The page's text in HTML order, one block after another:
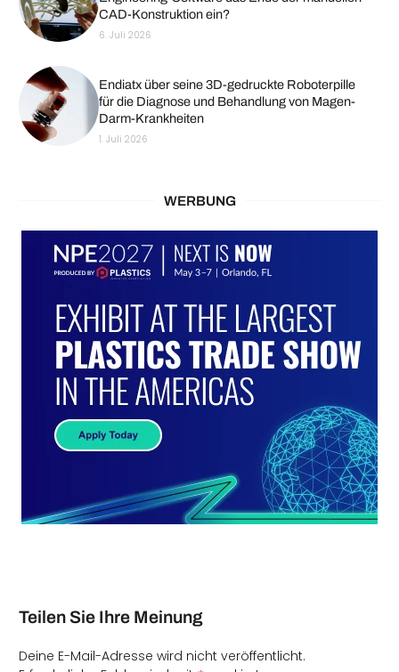
CAD-Konstruktion ein?
6. Juli 2026
Endiatx über seine 3D-gedruckte Roboterpille
für die Diagnose und Behandlung von Magen-
Darm-Krankheiten
1. Juli 2026
WERBUNG
Teilen Sie Ihre Meinung
Deine E-Mail-Adresse wird nicht veröffentlicht.